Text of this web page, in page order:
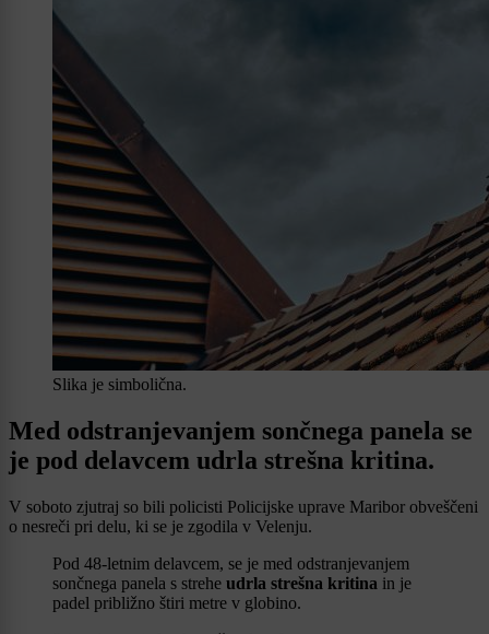
Slika je simbolična.
Med odstranjevanjem sončnega panela se
je pod delavcem udrla strešna kritina.
V soboto zjutraj so bili policisti Policijske uprave Maribor obveščeni
o nesreči pri delu, ki se je zgodila v Velenju.
Pod 48-letnim delavcem, se je med odstranjevanjem
sončnega panela s strehe udrla strešna kritina in je
padel približno štiri metre v globino.